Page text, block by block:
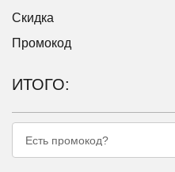
Скидка
Промокод
ИТОГО:
Есть промокод?